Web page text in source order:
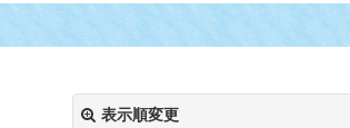
表示順変更